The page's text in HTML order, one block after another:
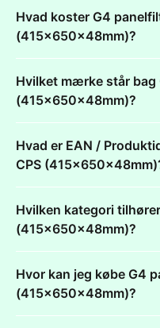
Hvad koster G4
(415x650x48mm)?
Hvilket mærke står bag
(415x650x48mm)?
Hvad er EAN /
CPS
Hvilken kategori
(415x650x48mm)?
Hvor kan jeg købe G4
(415x650x48mm)?